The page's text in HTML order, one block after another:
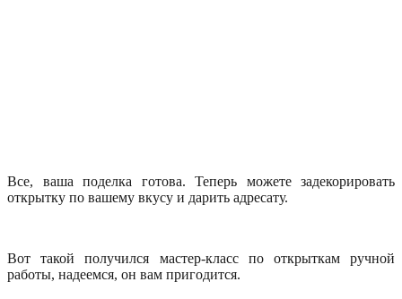
Все, ваша поделка готова. Теперь можете задекорировать
открытку по вашему вкусу и дарить адресату.
Вот такой получился мастер-класс по открыткам ручной
работы, надеемся, он вам пригодится.